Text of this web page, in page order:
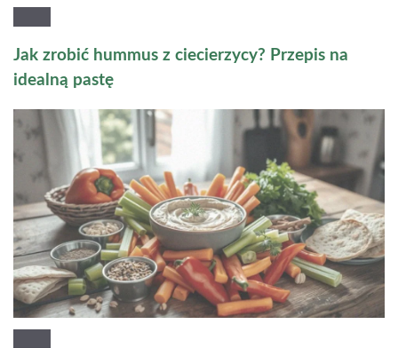
Jak zrobić hummus z ciecierzycy? Przepis na
idealną pastę